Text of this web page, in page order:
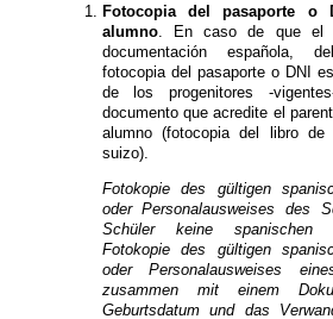
Fotocopia del pasaporte o
alumno. En caso de que el
documentación española,
fotocopia del pasaporte o DNI
de los progenitores -
documento que acredite el
alumno (fotocopia del libro
suizo).
Fotokopie des gültigen
oder Personalausweises des
Schüler keine spanischen
Fotokopie des gültigen
oder Personalausweises
zusammen mit einem
Geburtsdatum und das